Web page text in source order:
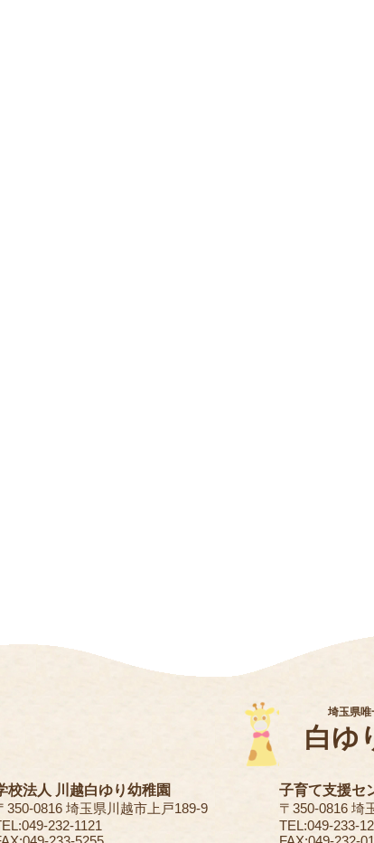
埼玉県唯
白ゆ
校法人 川越白ゆり幼稚園
350-0816 埼玉県川越市上戸189-9
232-1121
子育て支援セ
〒350-0816 埼
TEL:049-233-